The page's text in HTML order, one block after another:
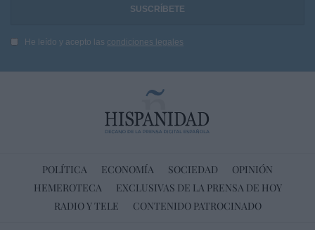
He leído y acepto las condiciones legales
POLÍTICA ECONOMÍA SOCIEDAD
OPINIÓN
HEMEROTECA
EXCLUSIVAS DE LA PRENSA DE HOY
RADIO Y TELE
CONTENIDO PATROCINADO